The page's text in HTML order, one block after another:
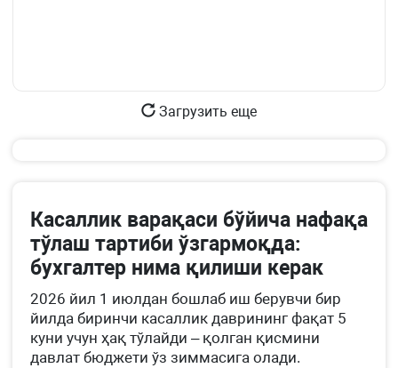
Загрузить еще
Касаллик варақаси бўйича нафақа
тўлаш тартиби ўзгармоқда:
бухгалтер нима қилиши керак
2026 йил 1 июлдан бошлаб иш берувчи бир
йилда биринчи касаллик даврининг фақат 5
куни учун ҳақ тўлайди – қолган қисмини
давлат бюджети ўз зиммасига олади.